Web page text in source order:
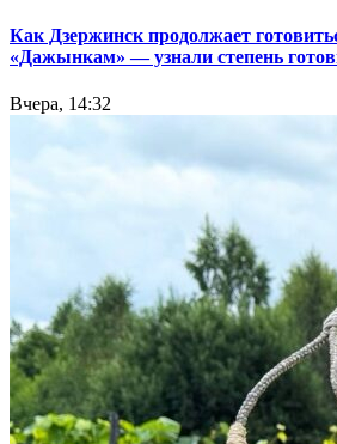
Как Дзержинск продолжает
«Дажынкам» — узнали степень
Вчера, 14:32